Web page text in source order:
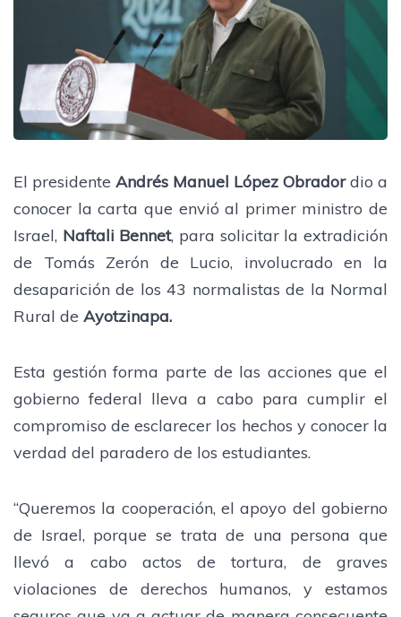
El presidente Andrés Manuel López Obradordio a
conocer la carta que envió al primer ministro de
Israel, Naftali Bennet, para solicitar la extradición
de Tomás Zerón de Lucio, involucrado en la
desaparición de los 43 normalistas de la Normal
Rural de Ayotzinapa.
Esta gestión forma parte de las acciones que el
gobierno federal lleva a cabo para cumplir el
compromiso de esclarecer los hechos y conocer la
verdad del paradero de los estudiantes.
“Queremos la cooperación, el apoyo del gobierno
de Israel, porque se trata de una persona que
llevó a cabo actos de tortura, de graves
violaciones de derechos humanos, y estamos